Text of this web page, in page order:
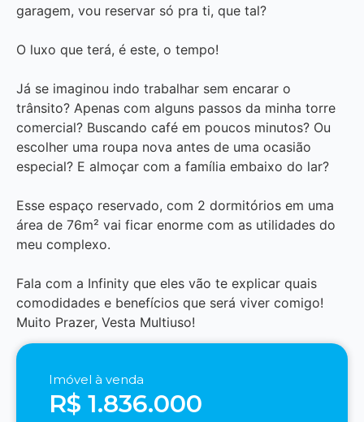
garagem, vou reservar só pra ti, que tal?
O luxo que terá, é este, o tempo!
Já se imaginou indo trabalhar sem encarar o
trânsito? Apenas com alguns passos da minha torre
comercial? Buscando café em poucos minutos? Ou
escolher uma roupa nova antes de uma ocasião
especial? E almoçar com a família embaixo do lar?
Esse espaço reservado, com 2 dormitórios em uma
área de 76m² vai ficar enorme com as utilidades do
meu complexo.
Fala com a Infinity que eles vão te explicar quais
comodidades e benefícios que será viver comigo!
Muito Prazer, Vesta Multiuso!
Imóvel à venda
R$ 1.836.000